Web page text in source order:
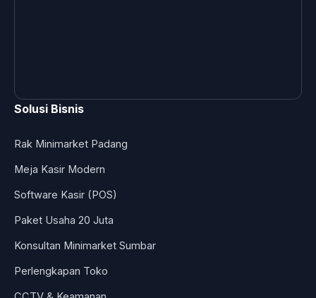
Solusi Bisnis
Rak Minimarket Padang
Meja Kasir Modern
Software Kasir (POS)
Paket Usaha 20 Juta
Konsultan Minimarket Sumbar
Perlengkapan Toko